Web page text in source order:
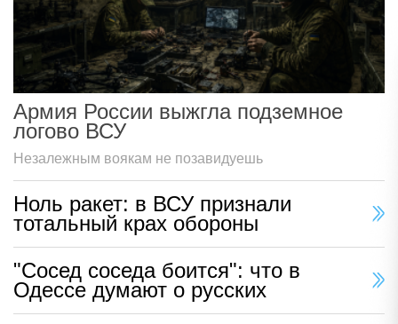
Армия России выжгла подземное
логово ВСУ
Незалежным воякам не позавидуешь
Ноль ракет: в ВСУ признали
тотальный крах обороны
"Сосед соседа боится": что в
Одессе думают о русских